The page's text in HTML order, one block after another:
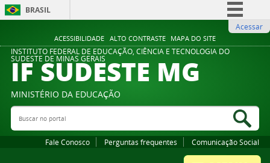
ACESSIBILIDADE ALTO CONTRASTE MAPA DO SITE
BRASIL
Comunica BR
Participe
Legislação
Acessar
INSTITUTO FEDERAL DE EDUCAÇÃO, CIÊNCIA E TECNOLOGIA DO
SUDESTE DE MINAS GERAIS
IF SUDESTE MG
MINISTÉRIO DA EDUCAÇÃO
Buscar no portal
Fale Conosco Perguntas frequentes Comunicação Social